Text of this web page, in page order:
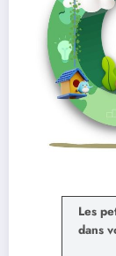
Les
dans